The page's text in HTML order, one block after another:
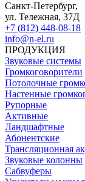
Санкт-Петербург,
ул. Тележная, 37Д
+7 (812) 448-08-18
info@n-el.ru
ПРОДУКЦИЯ
Звуковые системы
Громкоговорители
Потолочные
Настенные
Рупорные
Активные
Ландшафтные
Абонентские
Трансляционная
Звуковые колонны
Сабвуферы